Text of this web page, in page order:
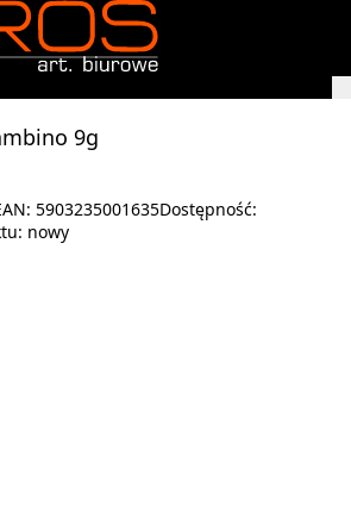
9g
5903235001635Dostępność:
nowy